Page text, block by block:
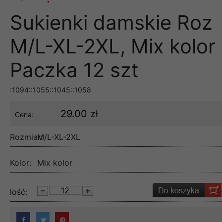
Sukienki damskie Roz
M/L-XL-2XL, Mix kolor
Paczka 12 szt
:1094::1055::1045::1058
Cena: 29.00 zł
Rozmiar:M/L-XL-2XL
Kolor: Mix kolor
lość: